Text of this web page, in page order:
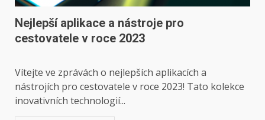
Nejlepší aplikace a nástroje pro
cestovatele v roce 2023
Vítejte ve zprávách o nejlepších aplikacích a
nástrojích pro cestovatele v roce 2023! Tato kolekce
inovativních technologií...